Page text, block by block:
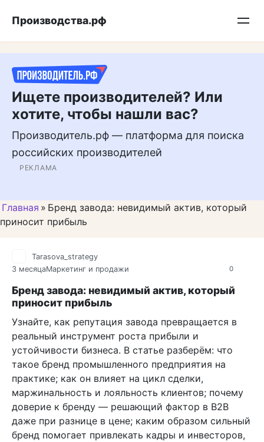
Подписывайтесь на нас в MAX
Производства.рф
Ищете производителей? Или
хотите, чтобы нашли вас?
Производитель.рф — платформа для поиска
российских производителей
РЕКЛАМА
Главная » Бренд завода: невидимый актив, который
приносит прибыль
0
Tarasova_strategy
3 месяцаМаркетинг и продажи
Бренд завода: невидимый актив, который
приносит прибыль
Узнайте, как репутация завода превращается в
реальный инструмент роста прибыли и
устойчивости бизнеса. В статье разберём: что
такое бренд промышленного предприятия на
практике; как он влияет на цикл сделки,
маржинальность и лояльность клиентов; почему
доверие к бренду — решающий фактор в B2B
даже при разнице в цене; каким образом сильный
бренд помогает привлекать кадры и инвесторов,